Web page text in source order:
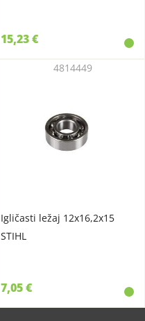
15,23 €
Igličasti ležaj 12x16,2x15
STIHL
4814449
7,05 €